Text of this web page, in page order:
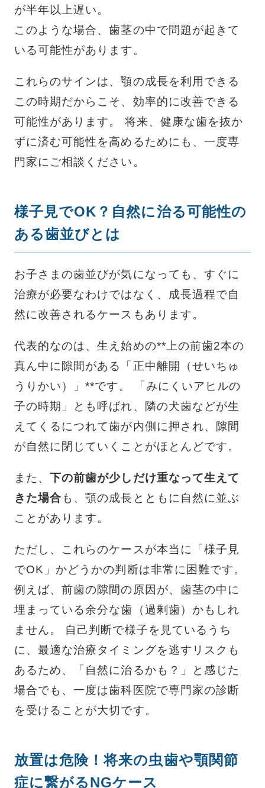
が半年以上遅い。
このような場合、歯茎の中で問題が起きて
いる可能性があります。
これらのサインは、顎の成長を利用できる
この時期だからこそ、効率的に改善できる
可能性があります。 将来、健康な歯を抜か
ずに済む可能性を高めるためにも、一度専
門家にご相談ください。
様子見でOK？自然に治る可能性の
ある歯並びとは
お子さまの歯並びが気になっても、すぐに
治療が必要なわけではなく、成長過程で自
然に改善されるケースもあります。
代表的なのは、生え始めの**上の前歯2本の
真ん中に隙間がある「正中離開（せいちゅ
うりかい）」**です。 「みにくいアヒルの
子の時期」とも呼ばれ、隣の犬歯などが生
えてくるにつれて歯が内側に押され、隙間
が自然に閉じていくことがほとんどです。
また、下の前歯が少しだけ重なって生えて
きた場合も、顎の成長とともに自然に並ぶ
ことがあります。
ただし、これらのケースが本当に「様子見
でOK」かどうかの判断は非常に困難です。
例えば、前歯の隙間の原因が、歯茎の中に
埋まっている余分な歯（過剰歯）かもしれ
ません。 自己判断で様子を見ているうち
に、最適な治療タイミングを逃すリスクも
あるため、「自然に治るかも？」と感じた
場合でも、一度は歯科医院で専門家の診断
を受けることが大切です。
放置は危険！将来の虫歯や顎関節
症に繋がるNGケース